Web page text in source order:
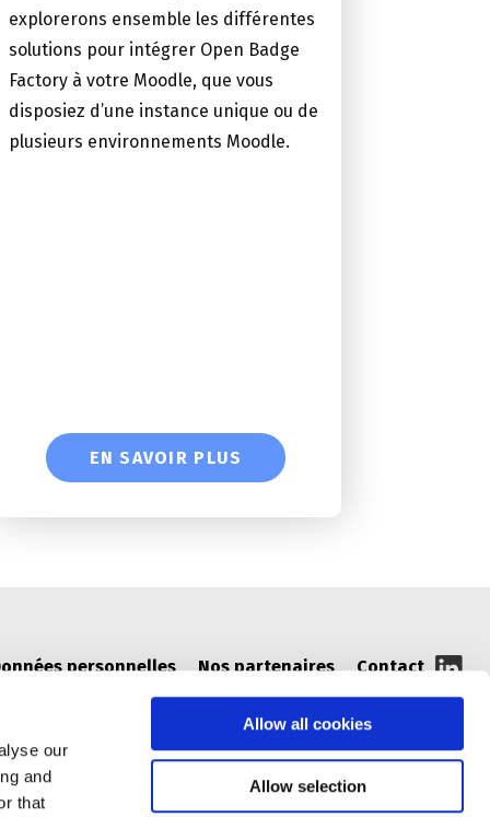
our
and
that
Allow all cookies
Allow selection
explorerons ensemble les différentes
solutions pour intégrer Open Badge
Factory à votre Moodle, que vous
disposiez d’une instance unique ou de
plusieurs environnements Moodle.
EN SAVOIR PLUS
personnelles Nos partenaires Contact